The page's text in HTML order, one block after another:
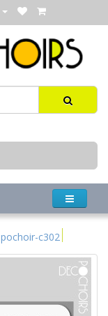
pochoir-c302